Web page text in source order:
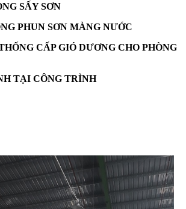
SẤY SƠN
PHUN SƠN MÀNG NƯỚC
CẤP GIÓ DƯƠNG CHO PHÒNG
TẠI CÔNG TRÌNH